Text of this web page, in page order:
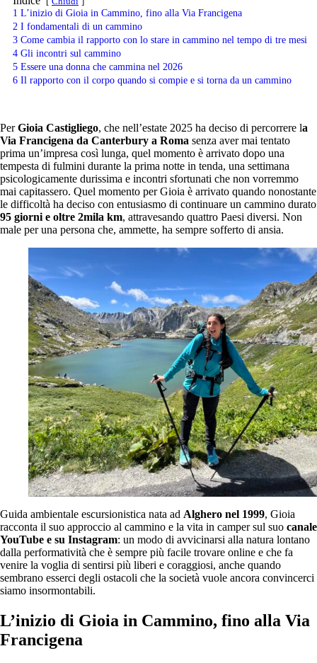
1 L’inizio di Gioia in Cammino, fino alla Via Francigena
2 I fondamentali di un cammino
3 Come cambia il rapporto con lo stare in cammino nel tempo di tre mesi
4 Gli incontri sul cammino
5 Essere una donna che cammina nel 2026
6 Il rapporto con il corpo quando si compie e si torna da un cammino
PerGioia Castigliego, che nell’estate 2025 ha deciso di percorrere la
Via Francigena da Canterbury a Roma senza aver mai tentato
prima un’impresa così lunga, quel momento è arrivato dopo una
tempesta di fulmini durante la prima notte in tenda, una settimana
psicologicamente durissima e incontri sfortunati che non vorremmo
mai capitassero. Quel momento per Gioia è arrivato quando nonostante
le difficoltà ha deciso con entusiasmo di continuare un cammino durato
95 giorni e oltre 2mila km, attravesando quattro Paesi diversi. Non
male per una persona che, ammette, ha sempre sofferto di ansia.
Guida ambientale escursionistica nata ad Alghero nel 1999, Gioia
racconta il suo approccio al cammino e la vita in camper sul suo canale
YouTube e su Instagram: un modo di avvicinarsi alla natura lontano
dalla performatività che è sempre più facile trovare online e che fa
venire la voglia di sentirsi più liberi e coraggiosi, anche quando
sembrano esserci degli ostacoli che la società vuole ancora convincerci
siamo insormontabili.
L’inizio di Gioia in Cammino, fino alla Via
Francigena